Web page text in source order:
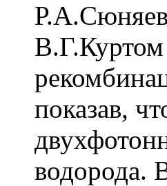
В.Г.Куртом
показав,
водорода.